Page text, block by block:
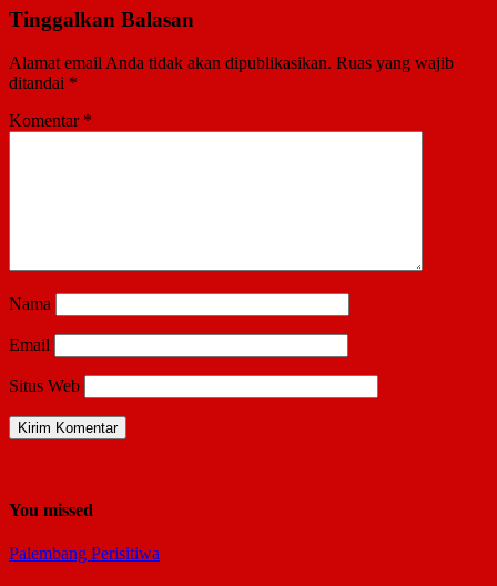
Tinggalkan Balasan
Alamat email Anda tidak akan dipublikasikan. Ruas yang wajib
ditandai *
Komentar *
Nama
Email
Situs Web
You missed
Palembang Perisitiwa